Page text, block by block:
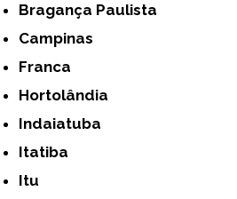
Bragança Paulista
Campinas
Franca
Hortolândia
Indaiatuba
Itatiba
Itu